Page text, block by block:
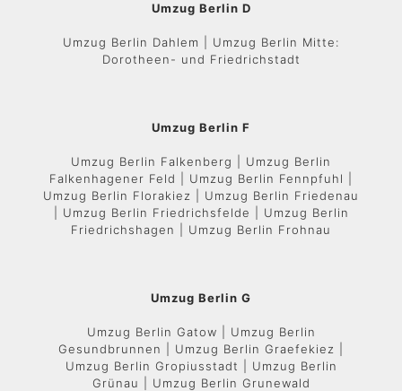
Umzug Berlin D
Umzug Berlin Dahlem | Umzug Berlin Mitte:
Dorotheen- und Friedrichstadt
Umzug Berlin F
Umzug Berlin Falkenberg | Umzug Berlin
Falkenhagener Feld | Umzug Berlin Fennpfuhl |
Umzug Berlin Florakiez | Umzug Berlin Friedenau
| Umzug Berlin Friedrichsfelde | Umzug Berlin
Friedrichshagen | Umzug Berlin Frohnau
Umzug Berlin G
Umzug Berlin Gatow | Umzug Berlin
Gesundbrunnen | Umzug Berlin Graefekiez |
Umzug Berlin Gropiusstadt | Umzug Berlin
Grünau | Umzug Berlin Grunewald